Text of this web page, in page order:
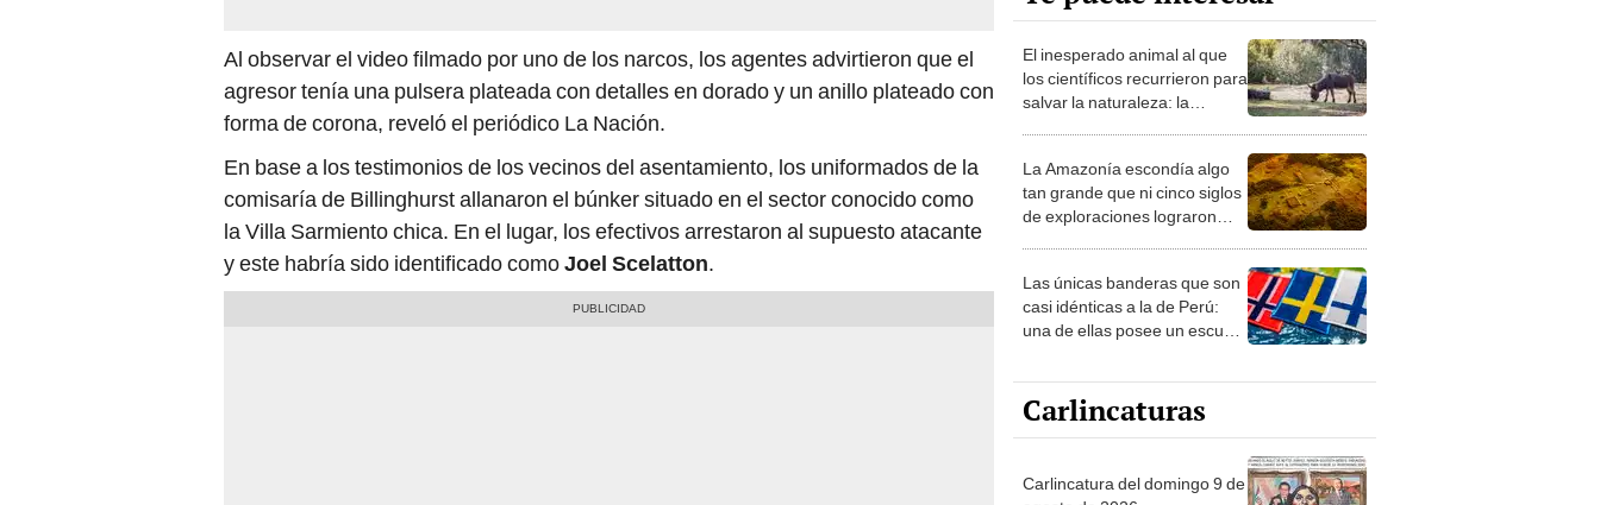
Al observar el video filmado por uno de los narcos, los agentes advirtieron que el
agresor tenía una pulsera plateada con detalles en dorado y un anillo plateado con
forma de corona, reveló el periódico La Nación.
En base a los testimonios de los vecinos del asentamiento, los uniformados de la
comisaría de Billinghurst allanaron el búnker situado en el sector conocido como
la Villa Sarmiento chica. En el lugar, los efectivos arrestaron al supuesto atacante
y este habría sido identificado como
Joel Scelatton
los científicos recurrieron para
salvar la naturaleza: la
reintroducción de un asno
salvaje está convirtiendo el
desierto en un paisaje con
más vida
tan grande que ni cinco siglos
de exploraciones lograron
encontrarlo: el hallazgo
podría cambiar todo lo que se
sabía sobre su pasado
casi idénticas a la de Perú:
una de ellas posee un escudo
muy similar
Carlincaturas
agosto de 2026